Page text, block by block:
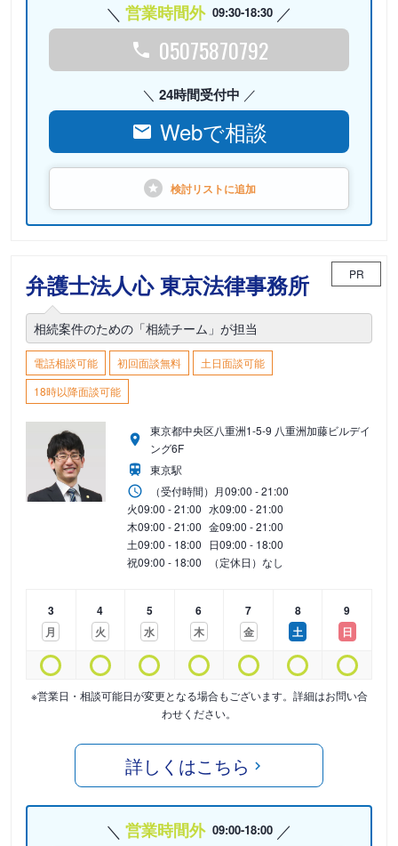
営業時間外 09:30-18:30
05075870792
24時間受付中
Webで相談
検討リストに追加
弁護士法人心 東京法律事務所 PR
相続案件のための「相続チーム」が担当
電話相談可能 初回面談無料
土日面談可能
18時以降面談可能
東京都中央区八重洲1-5-9 八重洲加藤ビルデイ
ング6F
東京駅
（受付時間） 月09:00 - 21:00
火09:00 - 21:00 水09:00 - 21:00
木09:00 - 21:00 金09:00 - 21:00
土09:00 - 18:00 日09:00 - 18:00
祝09:00 - 18:00 （定休日）なし
3
月
4
火
5
水
6
木
7
金
8
土
9
日
※営業日・相談可能日が変更となる場合もございます。詳細はお問い合
わせください。
詳しくはこちら
営業時間外 09:00-18:00